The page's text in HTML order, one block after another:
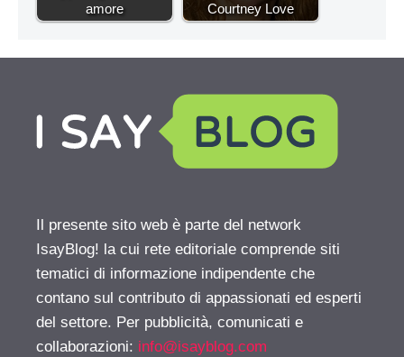
amore
Courtney Love
Il presente sito web è parte del network
IsayBlog! la cui rete editoriale comprende siti
tematici di informazione indipendente che
contano sul contributo di appassionati ed esperti
del settore. Per pubblicità, comunicati e
collaborazioni: info@isayblog.com